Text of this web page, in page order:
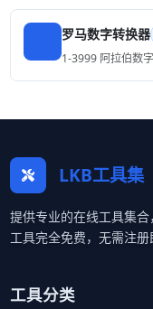
罗马数字转换器
1-3999 阿拉伯数
LKB工具集
提供专业的在线工具集
工具完全免费，无需注册
工具分类